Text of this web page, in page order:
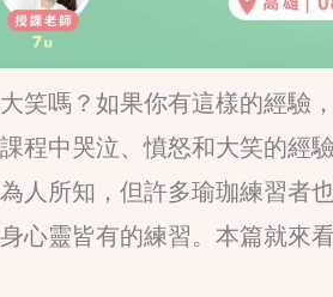
笑嗎？如果你有這樣的經驗
程中哭泣、憤怒和大笑的經
人所知，但許多瑜珈練習者
心靈皆有的練習。本篇就來